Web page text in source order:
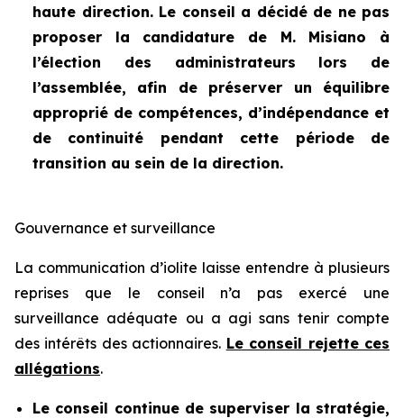
haute direction. Le conseil a décidé de ne pas
proposer la candidature de M. Misiano à
l’élection des administrateurs lors de
l’assemblée, afin de préserver un équilibre
approprié de compétences, d’indépendance et
de continuité pendant cette période de
transition au sein de la direction.
Gouvernance et surveillance
La communication d’iolite laisse entendre à plusieurs
reprises que le conseil n’a pas exercé une
surveillance adéquate ou a agi sans tenir compte
des intérêts des actionnaires. Le conseil rejette ces
allégations.
Le conseil continue de superviser la stratégie,